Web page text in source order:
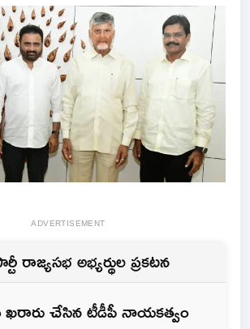
ADVERTISEMENT
రాజ్యసభ అభ్యర్థుల ప్రకటన
ఖరారు చేసిన టీడీపీ నాయకత్వం